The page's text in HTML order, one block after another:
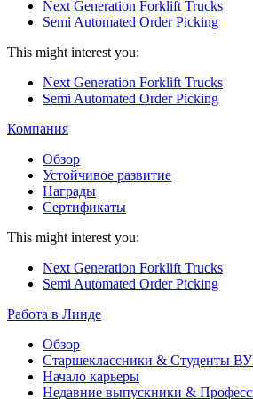
Next Generation Forklift Trucks
Semi Automated Order Picking
This might interest you:
Next Generation Forklift Trucks
Semi Automated Order Picking
Компания
Обзор
Устойчивое развитие
Награды
Сертификаты
This might interest you:
Next Generation Forklift Trucks
Semi Automated Order Picking
Работа в Линде
Обзор
Старшеклассники & Студенты
Начало карьеры
Недавние выпускники &